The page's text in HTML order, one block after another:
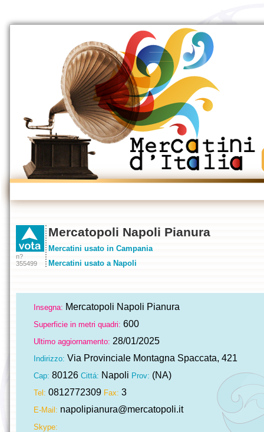
n?
355499
Mercatopoli Napoli Pianura
Mercatini usato in Campania
Mercatini usato a Napoli
Insegna: Mercatopoli Napoli Pianura
Superficie in metri quadri: 600
Ultimo aggiornamento: 28/01/2025
Indirizzo: Via Provinciale Montagna Spaccata, 421
Cap: 80126 Cittá: Napoli Prov: (NA)
Tel: 0812772309 Fax: 3
E-Mail: napolipianura@mercatopoli.it
Skype: